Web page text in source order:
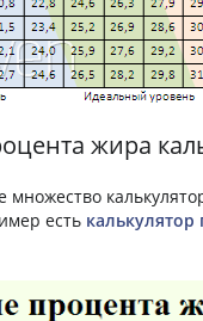
жира
множество
есть